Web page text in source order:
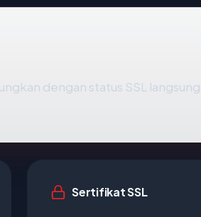
dengan status SSL
Sertifikat SSL